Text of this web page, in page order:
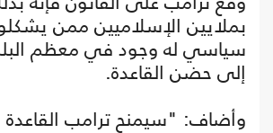
بملايين الإسلاميين ممن
سياسي له وجود في معظم
إلى حضن القاعدة.
وأضاف: "سيمنح ترامب